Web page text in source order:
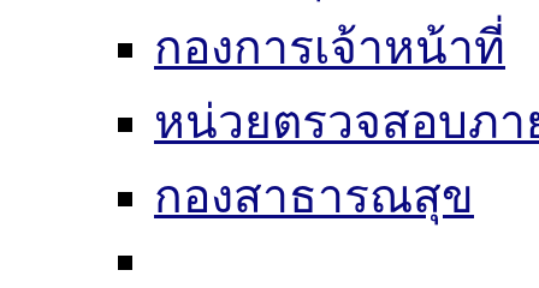
กองการเจ้าหน้าที่
หน่วยตรวจสอบภา
กองสาธารณสุข